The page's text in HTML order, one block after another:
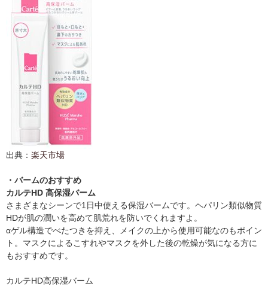
出典： 楽天市場
・バームのおすすめ
カルテHD 高保湿バーム
さまざまなシーンで1日中使える保湿バームです。ヘパリン類似物質
HDが肌の潤いを高めて肌荒れを防いでくれますよ。
αゲル構造でべたつきを抑え、メイクの上から使用可能なのもポイン
ト。マスクによるこすれやマスクを外した後の乾燥が気になる方に
もおすすめです。
カルテHD高保湿バーム